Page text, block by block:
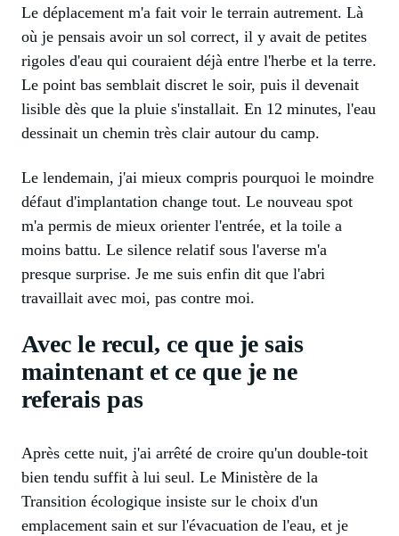
Le déplacement m'a fait voir le terrain autrement. Là
où je pensais avoir un sol correct, il y avait de petites
rigoles d'eau qui couraient déjà entre l'herbe et la terre.
Le point bas semblait discret le soir, puis il devenait
lisible dès que la pluie s'installait. En 12 minutes, l'eau
dessinait un chemin très clair autour du camp.
Le lendemain, j'ai mieux compris pourquoi le moindre
défaut d'implantation change tout. Le nouveau spot
m'a permis de mieux orienter l'entrée, et la toile a
moins battu. Le silence relatif sous l'averse m'a
presque surprise. Je me suis enfin dit que l'abri
travaillait avec moi, pas contre moi.
Avec le recul, ce que je sais
maintenant et ce que je ne
referais pas
Après cette nuit, j'ai arrêté de croire qu'un double-toit
bien tendu suffit à lui seul. Le Ministère de la
Transition écologique insiste sur le choix d'un
emplacement sain et sur l'évacuation de l'eau, et je